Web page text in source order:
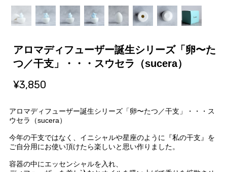
アロマディフューザー誕生シリーズ「卵〜た
つ／干支」・・・スウセラ（sucera）
¥3,850
アロマディフューザー誕生シリーズ「卵〜たつ／干支」・・・ス
ウセラ（sucera）
今年の干支ではなく、イニシャルや星座のように『私の干支』を
ご自分用にお使い頂けたら楽しいと思い作りました。
容器の中にエッセンシャルを入れ、